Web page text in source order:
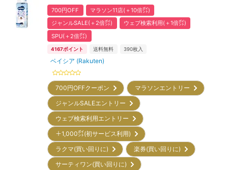
700円OFF
マラソン11店(＋10倍㌽)
ジャンルSALE(＋2倍㌽)
ウェブ検索利用(＋1倍㌽)
SPU(＋2倍㌽)
4167ポイント 送料無料 390枚入
ベイシア (Rakuten)
700円OFFクーポン
マラソンエントリー
ジャンルSALEエントリー
ウェブ検索利用エントリー
＋1,000㌽(初サービス利用)
ラクマ(買い回りに)
楽券(買い回りに)
サーティワン(買い回りに)